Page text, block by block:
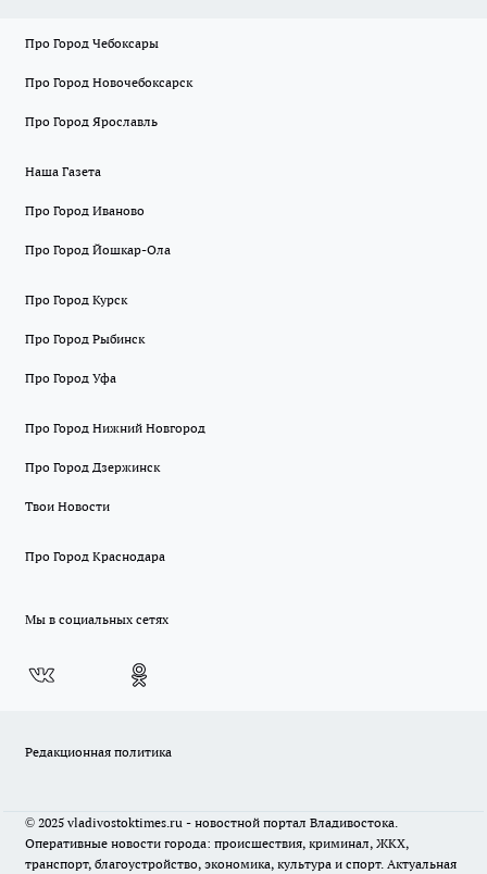
Про Город Чебоксары
Про Город Новочебоксарск
Про Город Ярославль
Наша Газета
Про Город Иваново
Про Город Йошкар-Ола
Про Город Курск
Про Город Рыбинск
Про Город Уфа
Про Город Нижний Новгород
Про Город Дзержинск
Твои Новости
Про Город Краснодара
Мы в социальных сетях
Редакционная политика
© 2025 vladivostoktimes.ru - новостной портал Владивостока.
Оперативные новости города: происшествия, криминал, ЖКХ,
транспорт, благоустройство, экономика, культура и спорт. Актуальная